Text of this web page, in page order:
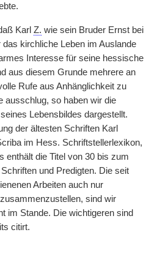
Karl Z. wie sein Bruder Ernst bei
kirchliche Leben im Auslande
Interesse für seine hessische
aus diesem Grunde mehrere an
Rufe aus Anhänglichkeit zu
ausschlug, so haben wir die
Lebensbildes dargestellt.
der ältesten Schriften Karl
im Hess. Schriftstellerlexikon,
enthält die Titel von 30 bis zum
und Predigten. Die seit
Arbeiten auch nur
sind wir
im Stande. Die wichtigeren sind
citirt.